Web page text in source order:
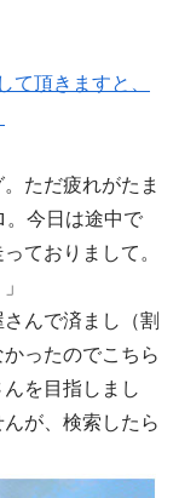
て頂きますと、
ただ疲れがたま
。今日は途中で
ておりまして。
んで済まし（割
ったのでこちら
を目指しまし
が、検索したら